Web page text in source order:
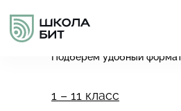
Подберем удобный формат
Программы
1 – 11 класс